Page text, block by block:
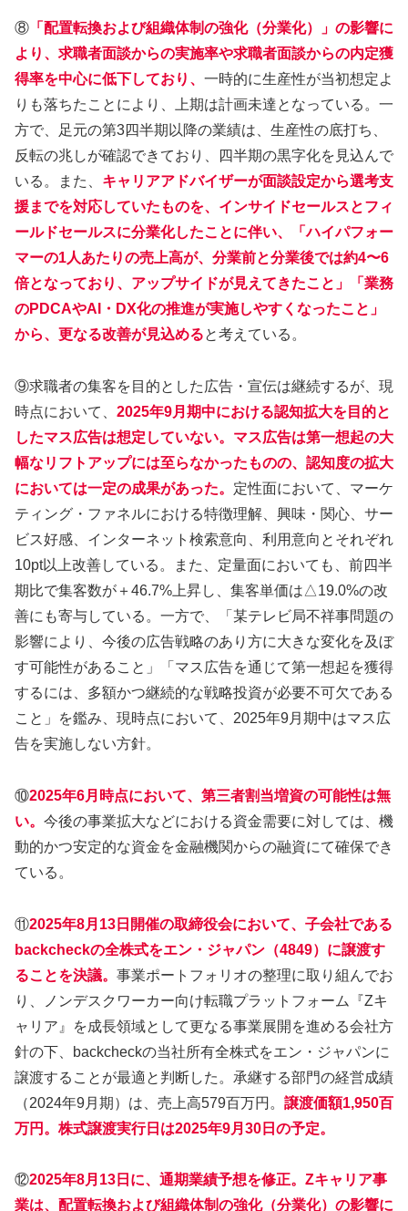
⑧ 「配置転換および組織体制の強化（分業化）」の影響に
より、求職者面談からの実施率や求職者面談からの内定獲
得率を中心に低下しており、 一時的に生産性が当初想定よ
りも落ちたことにより、上期は計画未達となっている。一
方で、足元の第3四半期以降の業績は、生産性の底打ち、
反転の兆しが確認できており、四半期の黒字化を見込んで
いる。また、 キャリアアドバイザーが面談設定から選考支
援までを対応していたものを、インサイドセールスとフィ
ールドセールスに分業化したことに伴い、「ハイパフォー
マーの1人あたりの売上高が、分業前と分業後では約4〜6
倍となっており、アップサイドが見えてきたこと」「業務
のPDCAやAI・DX化の推進が実施しやすくなったこと」
から、更なる改善が見込めると考えている。
⑨求職者の集客を目的とした広告・宣伝は継続するが、現
時点において、 2025年9月期中における認知拡大を目的と
したマス広告は想定していない。マス広告は第一想起の大
幅なリフトアップには至らなかったものの、認知度の拡大
においては一定の成果があった。 定性面において、マーケ
ティング・ファネルにおける特徴理解、興味・関心、サー
ビス好感、インターネット検索意向、利用意向とそれぞれ
10pt以上改善している。また、定量面においても、前四半
期比で集客数が＋46.7%上昇し、集客単価は△19.0%の改
善にも寄与している。一方で、「某テレビ局不祥事問題の
影響により、今後の広告戦略のあり方に大きな変化を及ぼ
す可能性があること」「マス広告を通じて第一想起を獲得
するには、多額かつ継続的な戦略投資が必要不可欠である
こと」を鑑み、現時点において、2025年9月期中はマス広
告を実施しない方針。
⑩2025年6月時点において、第三者割当増資の可能性は無
い。 今後の事業拡大などにおける資金需要に対しては、機
動的かつ安定的な資金を金融機関からの融資にて確保でき
ている。
⑪2025年8月13日開催の取締役会において、子会社である
backcheckの全株式をエン・ジャパン（4849）に譲渡す
ることを決議。 事業ポートフォリオの整理に取り組んでお
り、ノンデスクワーカー向け転職プラットフォーム『Zキ
ャリア』を成長領域として更なる事業展開を進める会社方
針の下、backcheckの当社所有全株式をエン・ジャパンに
譲渡することが最適と判断した。承継する部門の経営成績
（2024年9月期）は、売上高579百万円。 譲渡価額1,950百
万円。株式譲渡実行日は2025年9月30日の予定。
⑫2025年8月13日に、通期業績予想を修正。Zキャリア事
業は、配置転換および組織体制の強化（分業化）の影響に